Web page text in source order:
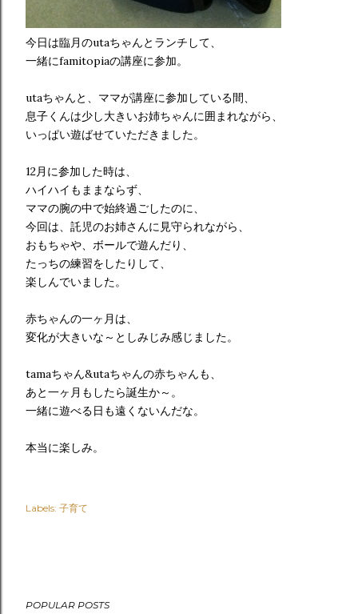
今日は臨月のutaちゃんとランチして、
一緒にfamitopiaの講座に参加。
utaちゃんと、ママが講座に参加している間、
息子くんは少し大きいお姉ちゃんに囲まれながら、
いっぱい遊ばせていただきました。
12月に参加した時は、
ハイハイもままならず、
ママの腕の中で始終過ごしたのに、
今回は、託児のお姉さんに見守られながら、
おもちゃや、ボールで遊んだり、
たっちの練習をしたりして、
楽しんでいました。
赤ちゃんの一ヶ月は、
変化が大きいな～としみじみ感じました。
tamaちゃん&utaちゃんの赤ちゃんも、
あと一ヶ月もしたら誕生か～。
一緒に遊べる日も遠くないんだな。
本当に楽しみ。
Labels: 子育て
POPULAR POSTS